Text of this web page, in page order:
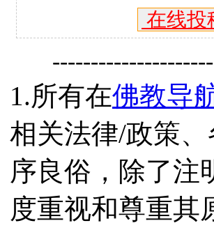
在线投
1.所有在佛教导
相关法律/政策、
序良俗，除了注
度重视和尊重其